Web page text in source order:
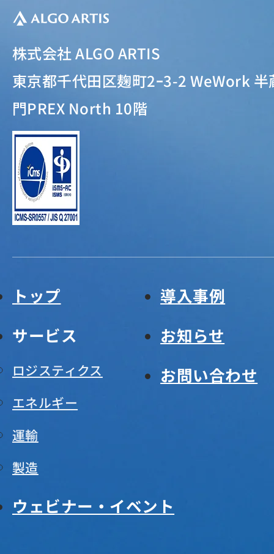
株式会社 ALGO ARTIS
東京都千代田区麹町2ｰ3-2 WeWork 半
門PREX North 10階
トップ
サービス
ロジスティクス
エネルギー
運輸
製造
ウェビナー・イベント
導入事例
お知らせ
お問い合わせ